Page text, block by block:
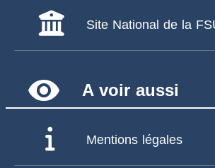
Site National de la
remove_red_eye A voir aussi
Mentions légales